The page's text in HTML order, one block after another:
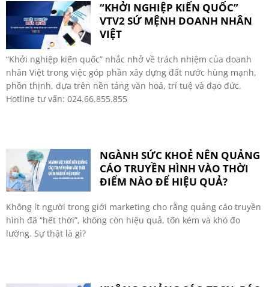
“KHỞI NGHIỆP KIẾN QUỐC”
VTV2 SỨ MỆNH DOANH NHÂN
VIỆT
“Khởi nghiệp kiến quốc” nhắc nhở về trách nhiệm của doanh
nhân Việt trong việc góp phần xây dựng đất nước hùng mạnh,
phồn thịnh, dựa trên nền tảng văn hoá, trí tuệ và đạo đức.
Hotline tư vấn: 024.66.855.855
NGÀNH SỨC KHOẺ NÊN QUẢNG
CÁO TRUYỀN HÌNH VÀO THỜI
ĐIỂM NÀO ĐỂ HIỆU QUẢ?
Không ít người trong giới marketing cho rằng quảng cáo truyền
hình đã “hết thời”, không còn hiệu quả, tốn kém và khó đo
lường. Sự thật là gì?